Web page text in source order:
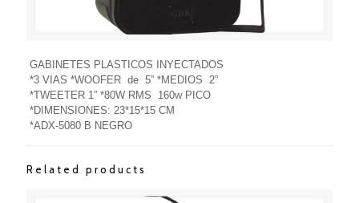
GABINETES PLASTICOS INYECTADOS
*3 VIAS *WOOFER de 5” *MEDIOS 2”
*TWEETER 1” *80W RMS 160w PICO
*DIMENSIONES: 23*15*15 CM
*ADX-5080 B NEGRO
Related products